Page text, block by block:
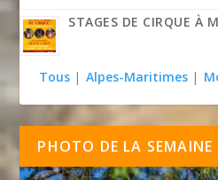
STAGES DE CIRQUE À
Tous | Alpes-Maritimes |
PHOTO DE LA SEMAINE